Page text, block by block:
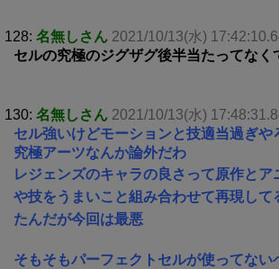
128: 名無しさん 2021/10/13(水)
セルの究極のジグザグ後半当たってなく
130: 名無しさん 2021/10/13(水)
セル強いけどモーションと技適当過ぎや
究極アーツなんか論外だわ
レジェンズのキャラの良さって原作とア
や技をうまいこと組み合わせて再現して
たんだが今回は最悪
そもそもパーフェクトセルが使ってない